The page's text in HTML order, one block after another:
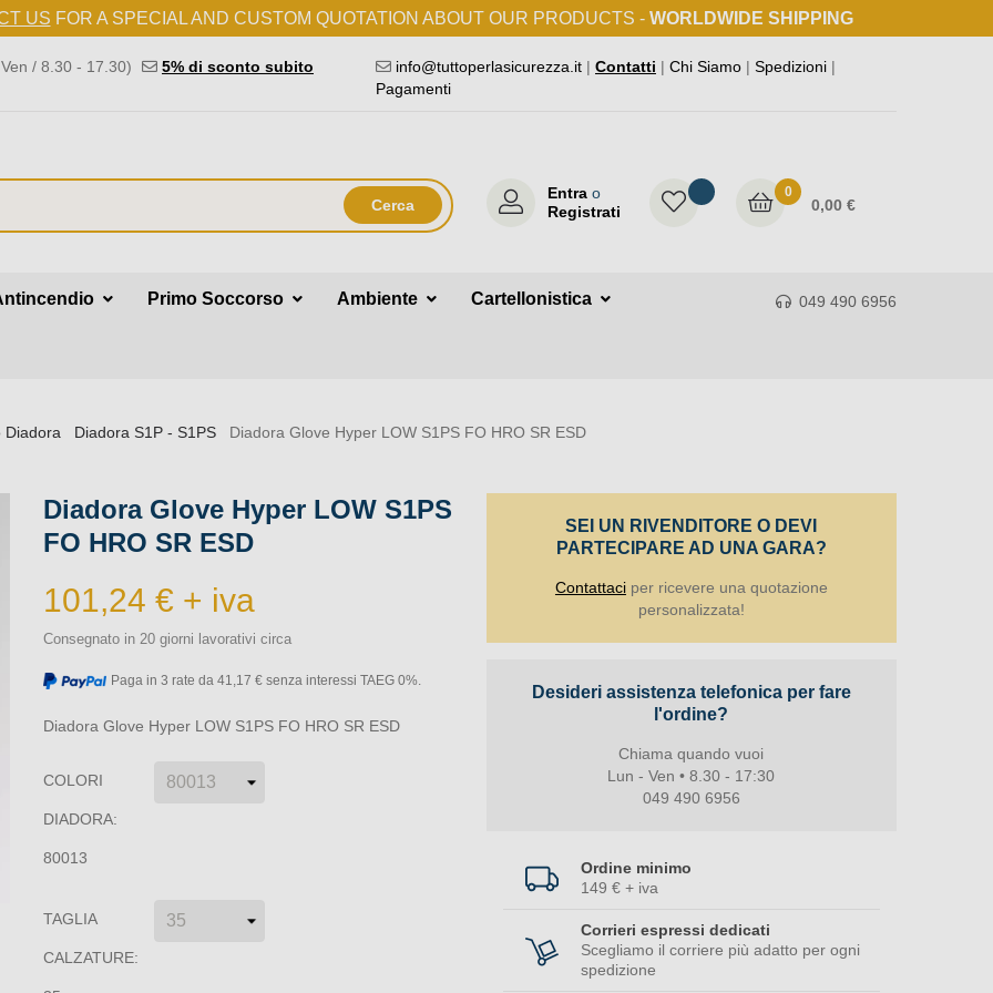
US FOR A SPECIAL AND CUSTOM QUOTATION ABOUT OUR PRODUCTS - WORLDWIDE SHIPPING
/ 8.30 - 17.30) 5% di sconto subito info@tuttoperlasicurezza.it | Contatti | Chi Siamo| Spedizioni|
Pagamenti
Cerca
Entra o
Registrati
0
0,00 €
Primo Soccorso Ambiente Cartellonistica 049 490 6956
Diadora Diadora S1P - S1PS Diadora Glove Hyper LOW S1PS FO HRO SR ESD
Diadora Glove Hyper LOW S1PS
FO HRO SR ESD
101,24 € + iva
Consegnato in 20 giorni lavorativi circa
Paga in 3 rate da 41,17 € senza interessi TAEG 0%.
Diadora Glove Hyper LOW S1PS FO HRO SR ESD
COLORI
DIADORA:
80013
TAGLIA
CALZATURE:
SEI UN RIVENDITORE O DEVI
PARTECIPARE AD UNA GARA?
Contattaciper ricevere una quotazione
personalizzata!
Desideri assistenza telefonica per fare
l'ordine?
Chiama quando vuoi
Lun - Ven • 8.30 - 17:30
049 490 6956
Ordine minimo
149 € + iva
Corrieri espressi dedicati
Scegliamo il corriere più adatto per ogni
spedizione